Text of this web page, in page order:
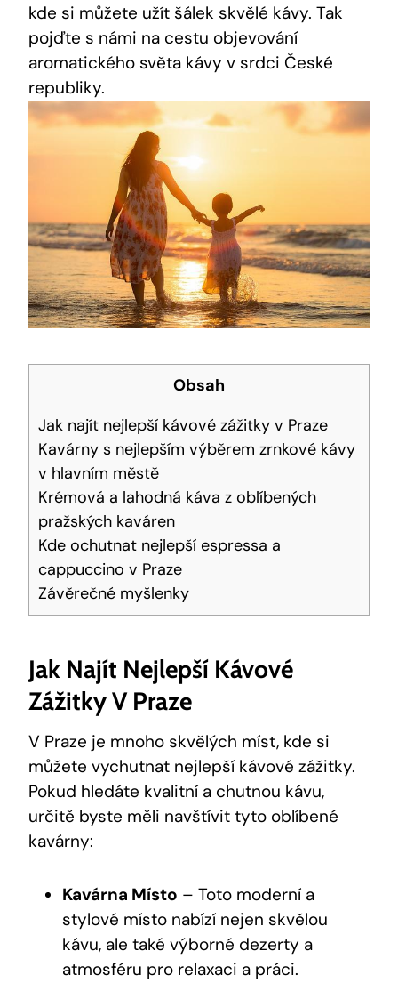
kde si můžete užít šálek skvělé kávy. Tak
pojďte s námi na cestu objevování
aromatického světa kávy v srdci České
republiky.
Obsah
Jak najít nejlepší kávové zážitky v Praze
Kavárny s nejlepším výběrem zrnkové kávy
v hlavním městě
Krémová a lahodná káva z oblíbených
pražských kaváren
Kde ochutnat nejlepší espressa a
cappuccino v Praze
Závěrečné myšlenky
Jak Najít Nejlepší Kávové
Zážitky V Praze
V Praze je mnoho skvělých míst, kde si
můžete vychutnat nejlepší kávové zážitky.
Pokud hledáte kvalitní a chutnou kávu,
určitě byste měli navštívit tyto oblíbené
kavárny:
Kavárna Místo – Toto moderní a
stylové místo nabízí nejen skvělou
kávu, ale také výborné dezerty a
atmosféru pro relaxaci a práci.